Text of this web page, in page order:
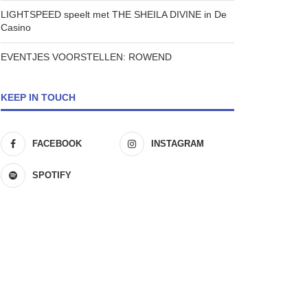
LIGHTSPEED speelt met THE SHEILA DIVINE in De
Casino
EVENTJES VOORSTELLEN: ROWEND
KEEP IN TOUCH
FACEBOOK INSTAGRAM
SPOTIFY